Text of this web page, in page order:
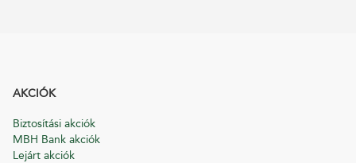
AKCIÓK
Biztosítási akciók
MBH Bank akciók
Lejárt akciók